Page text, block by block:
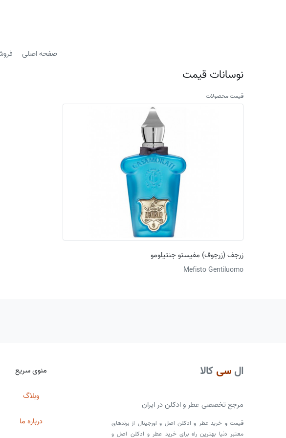
صفحه اصلی
نوسانات قیمت
قیمت محصولات
زرجف (زرجوف) مفیستو جنتیلومو
Mefisto Gentiluomo
ال سی کالا
مرجع تخصصی عطر و ادکلن در ایران
قیمت و خرید عطر و ادکلن اصل و اورجینال از برندهای
معتبر دنیا بهترین راه برای خرید عطر و ادکلن اصل و
منوی سریع
وبلاگ
درباره ما